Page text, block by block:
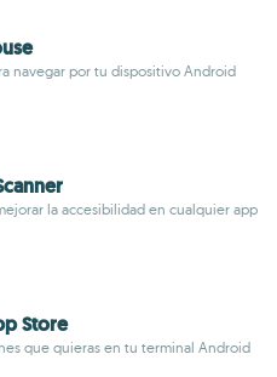
navegar por tu dispositivo Android
la accesibilidad en cualquier app
Store
que quieras en tu terminal Android